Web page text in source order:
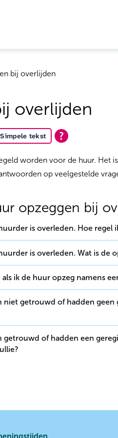
bij overlijden
overlijden
Simpele tekst
worden voor de huur. Het
op veelgestelde
opzeggen bij
is overleden. Hoe regel
is overleden. Wat is de
als ik de huur opzeg namens